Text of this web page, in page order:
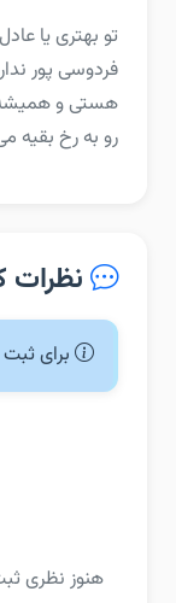
‏‏تو بهتری یا
فردوسی پور
هستی و همیشه
رو به رخ بقیه
نظرات
برای
هنوز نظری